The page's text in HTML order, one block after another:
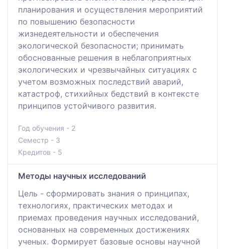
планирования и осуществления мероприятий
по повышению безопасности
жизнедеятельности и обеспечения
экологической безопасности; принимать
обоснованные решения в неблагоприятных
экологических и чрезвычайных ситуациях с
учетом возможных последствий аварий,
катастроф, стихийных бедствий в контексте
принципов устойчивого развития.
Год обучения - 2
Семестр - 3
Кредитов - 5
Методы научных исследований
Цель - сформировать знания о принципах,
технологиях, практических методах и
приемах проведения научных исследований,
основанных на современных достижениях
ученых. Формирует базовые основы научной